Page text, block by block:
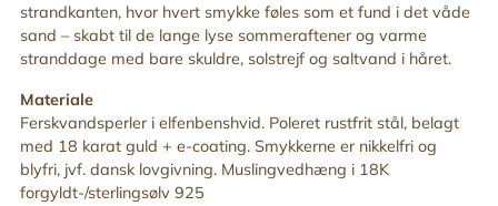
strandkanten, hvor hvert smykke føles som et fund i det våde
sand – skabt til de lange lyse sommeraftener og varme
stranddage med bare skuldre, solstrejf og saltvand i håret.
Materiale
Ferskvandsperler i elfenbenshvid. Poleret rustfrit stål, belagt
med 18 karat guld + e-coating. Smykkerne er nikkelfri og
blyfri, jvf. dansk lovgivning. Muslingvedhæng i 18K
forgyldt-/sterlingsølv 925